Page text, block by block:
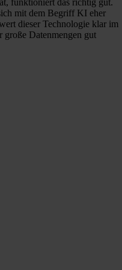
mit dem Begriff KI eher
dieser Technologie klar im
große Datenmengen gut